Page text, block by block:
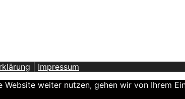
Impressum
weiter nutzen, gehen wir von Ihrem